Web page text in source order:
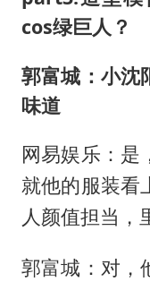
cos绿巨人？
郭富城：小沈
味道
网易娱乐：是
就他的服装看
人颜值担当，
郭富城：对，